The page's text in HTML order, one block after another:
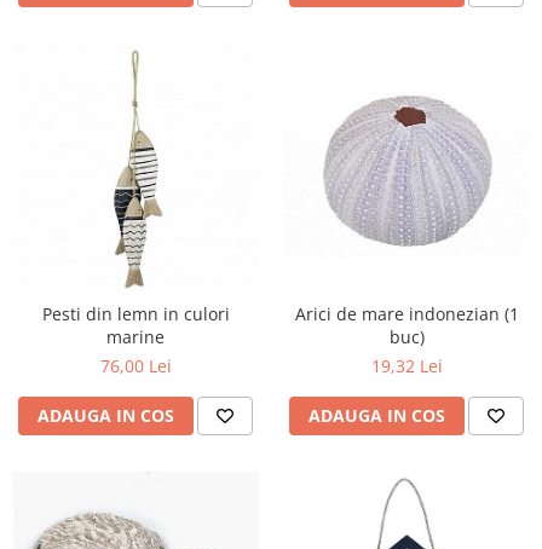
Pesti din lemn in culori
marine
76,00 Lei
ADAUGA IN COS
Arici de mare indonezian (1
buc)
19,32 Lei
ADAUGA IN COS